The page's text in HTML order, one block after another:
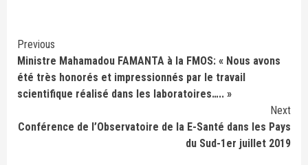
Continue
Reading
Previous
Ministre Mahamadou FAMANTA à la FMOS: « Nous avons
été très honorés et impressionnés par le travail
scientifique réalisé dans les laboratoires….. »
Next
Conférence de l’Observatoire de la E-Santé dans les Pays
du Sud-1er juillet 2019